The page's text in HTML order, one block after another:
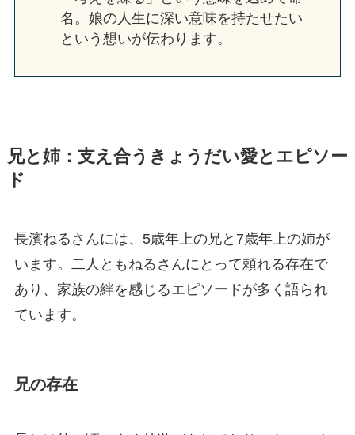
名。娘の人生に深い意味を持たせたい
という想いが伝わります。
兄と姉：支え合うきょうだい愛とエピソー
ド
長濱ねるさんには、5歳年上の兄と7歳年上の姉が
います。二人ともねるさんにとって頼れる存在で
あり、家族の絆を感じるエピソードが多く語られ
ています。
兄の存在